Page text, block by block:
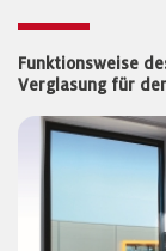
Funktionsweise
Verglasung für